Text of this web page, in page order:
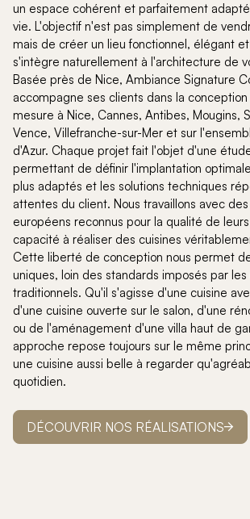
un espace cohérent et parfaitement
vie. L'objectif n'est pas simplement de
mais de créer un lieu fonctionnel, élégant
s'intègre naturellement à l'architecture de
Basée près de Nice, Ambiance Signature
accompagne ses clients dans la
mesure à Nice, Cannes, Antibes, Mougins,
Vence, Villefranche-sur-Mer et sur
d'Azur. Chaque projet fait l'objet d'une
permettant de définir l'implantation
plus adaptés et les solutions techniques
attentes du client. Nous travaillons avec
européens reconnus pour la qualité de
capacité à réaliser des cuisines
Cette liberté de conception nous permet
uniques, loin des standards imposés par
traditionnels. Qu'il s'agisse d'une cuisine
d'une cuisine ouverte sur le salon, d'une
ou de l'aménagement d'une villa haut de
approche repose toujours sur le même
une cuisine aussi belle à regarder
quotidien.
DÉCOUVRIR NOS RÉALISATIONS